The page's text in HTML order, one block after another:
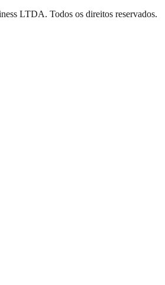
LTDA. Todos os direitos reservados.